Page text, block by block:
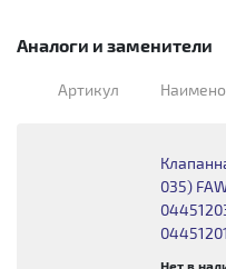
Аналоги и заменители
Артикул
035)